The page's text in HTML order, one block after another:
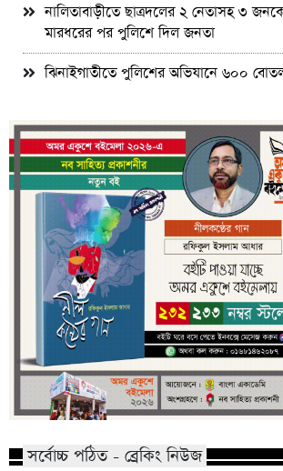
নালিতাবাড়ীতে ছাত্রদলের ২ নেতাসহ ৩
মারধরের পর পুলিশে দিল জনতা
ঝিনাইগাতীতে পুলিশের অভিযানে ৬০০
সর্বোচ্চ পঠিত - ব্রেকিং নিউজ